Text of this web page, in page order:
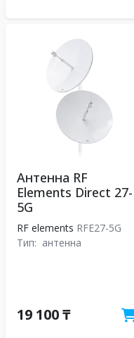
Антенна RF
Elements Direct 27-
5G
RF elements RFE27-5G
Тип: антенна
19 100 ₸